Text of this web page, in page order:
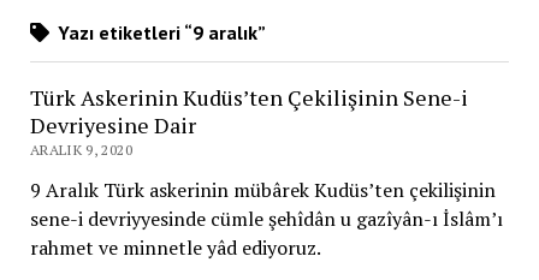
Yazı etiketleri “9 aralık”
Türk Askerinin Kudüs’ten Çekilişinin Sene-i
Devriyesine Dair
ARALIK 9, 2020
9 Aralık Türk askerinin mübârek Kudüs’ten çekilişinin
sene-i devriyyesinde cümle şehîdân u gazîyân-ı İslâm’ı
rahmet ve minnetle yâd ediyoruz.